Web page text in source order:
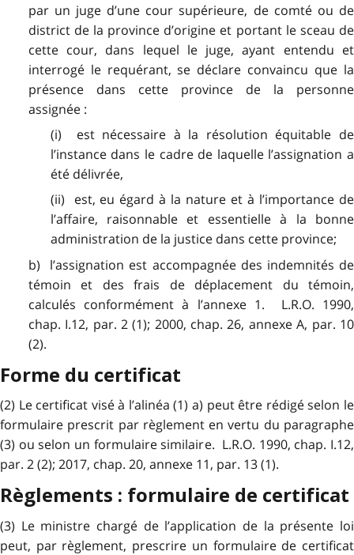
par un juge d’une cour supérieure, de comté ou de
district de la province d’origine et portant le sceau de
cette cour, dans lequel le juge, ayant entendu et
interrogé le requérant, se déclare convaincu que la
présence dans cette province de la personne
assignée :
(i) est nécessaire à la résolution équitable de
l’instance dans le cadre de laquelle l’assignation a
été délivrée,
(ii) est, eu égard à la nature et à l’importance de
l’affaire, raisonnable et essentielle à la bonne
administration de la justice dans cette province;
b) l’assignation est accompagnée des indemnités de
témoin et des frais de déplacement du témoin,
calculés conformément à l’annexe 1. L.R.O. 1990,
chap. I.12, par. 2 (1); 2000, chap. 26, annexe A, par. 10
(2).
Forme du certificat
(2) Le certificat visé à l’alinéa (1) a) peut être rédigé selon le
formulaire prescrit par règlement en vertu du paragraphe
(3) ou selon un formulaire similaire. L.R.O. 1990, chap. I.12,
par. 2 (2); 2017, chap. 20, annexe 11, par. 13 (1).
Règlements : formulaire de certificat
(3) Le ministre chargé de l’application de la présente loi
peut, par règlement, prescrire un formulaire de certificat